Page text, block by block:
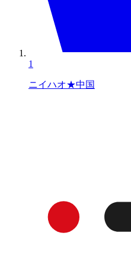
1
ニイハオ★中国